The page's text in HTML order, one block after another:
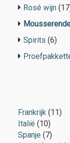
Rosé wijn
Spirits (6)
Frankrijk (11)
Italië (10)
Spanje (7)